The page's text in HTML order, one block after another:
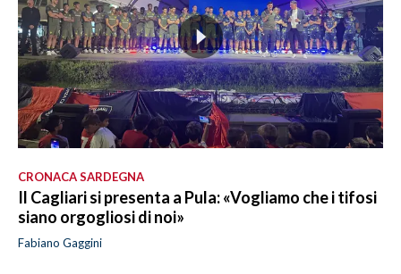
CRONACA SARDEGNA
Il Cagliari si presenta a Pula: «Vogliamo che i tifosi
siano orgogliosi di noi»
Fabiano Gaggini